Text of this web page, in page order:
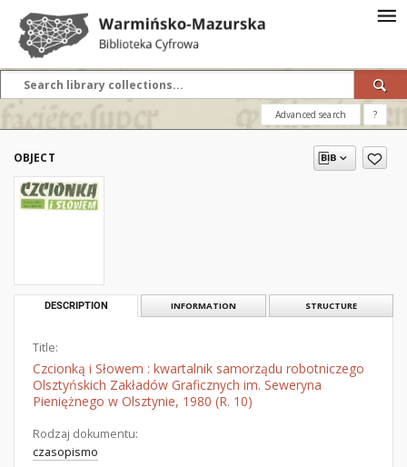
Advanced search ?
OBJECT
DESCRIPTION INFORMATION STRUCTURE
Title:
Czcionką i Słowem : kwartalnik samorządu robotniczego
Olsztyńskich Zakładów Graficznych im. Seweryna
Pieniężnego w Olsztynie, 1980 (R. 10)
Rodzaj dokumentu:
czasopismo